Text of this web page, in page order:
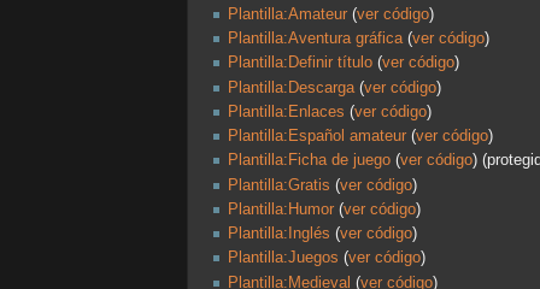
Plantilla:Amateur(ver código)
Plantilla:Aventura gráfica(ver código)
Plantilla:Definir título(ver código)
Plantilla:Descarga(ver código)
Plantilla:Enlaces (ver código)
Plantilla:Español amateur(ver código)
Plantilla:Ficha de juego(ver código)
Plantilla:Gratis (ver código)
Plantilla:Humor(ver código)
Plantilla:Inglés (ver código)
Plantilla:Juegos (ver código)
Plantilla:Medieval (ver código)